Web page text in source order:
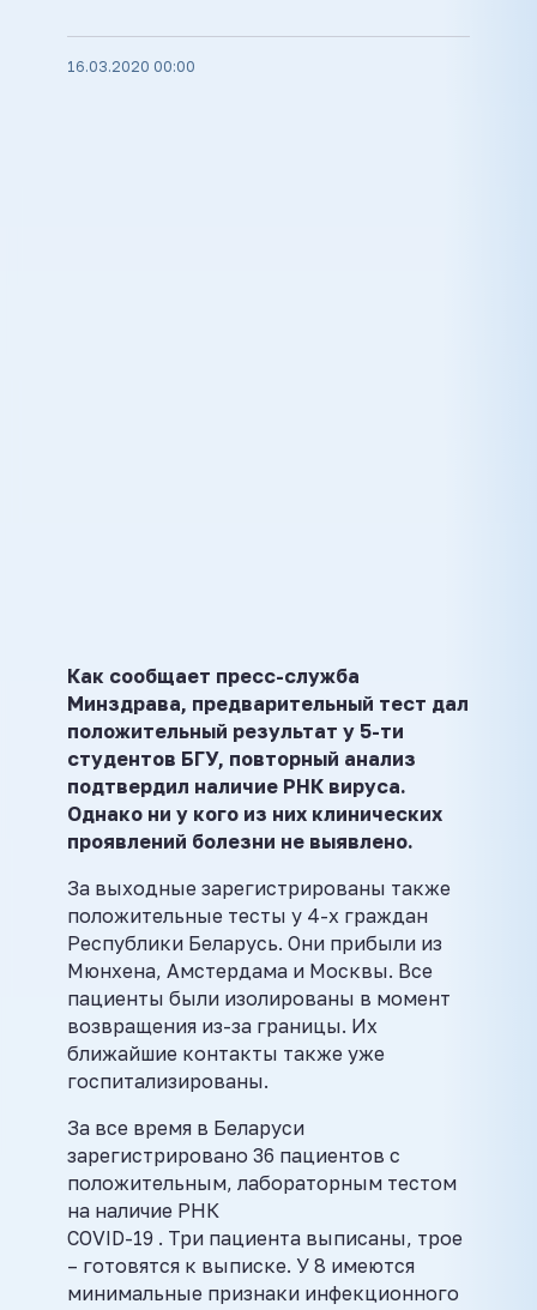
16.03.2020 00:00
Как сообщает пресс-служба
Минздрава, предварительный тест дал
положительный результат у 5-ти
студентов БГУ, повторный анализ
подтвердил наличие РНК вируса.
Однако ни у кого из них клинических
проявлений болезни не выявлено.
За выходные зарегистрированы также
положительные тесты у 4-х граждан
Республики Беларусь. Они прибыли из
Мюнхена, Амстердама и Москвы. Все
пациенты были изолированы в момент
возвращения из-за границы. Их
ближайшие контакты также уже
госпитализированы.
За все время в Беларуси
зарегистрировано 36 пациентов с
положительным, лабораторным тестом
на наличие РНК
COVID-19 . Три пациента выписаны, трое
– готовятся к выписке. У 8 имеются
минимальные признаки инфекционного